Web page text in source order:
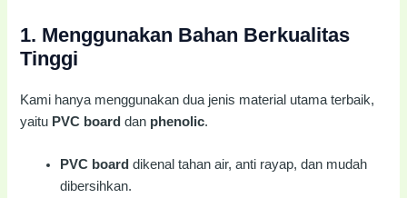
1. Menggunakan Bahan Berkualitas
Tinggi
Kami hanya menggunakan dua jenis material utama terbaik,
yaitu PVC board dan phenolic.
PVC board dikenal tahan air, anti rayap, dan mudah
dibersihkan.